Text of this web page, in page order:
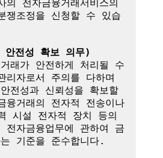
의 전자금융거래서비스의
쟁조정을 신청할 수 있습
전성 확보 의무)
래가 안전하게 처리될 수
리자로서 주의를 다하며
전성과 신뢰성을 확보할
융거래의 전자적 전송이나
시설 전자적 장치 등의
전자금융업무에 관하여 금
기준을 준수합니다.